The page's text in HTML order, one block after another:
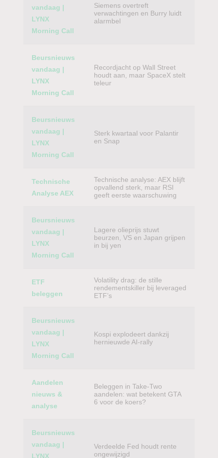
vandaag |
LYNX
Morning Call
Siemens overtreft
verwachtingen en Burry luidt
alarmbel
Beursnieuws
vandaag |
LYNX
Morning Call
Recordjacht op Wall Street
houdt aan, maar SpaceX stelt
teleur
Beursnieuws
vandaag |
LYNX
Morning Call
Sterk kwartaal voor Palantir
en Snap
Technische
Analyse AEX
Technische analyse: AEX blijft
opvallend sterk, maar RSI
geeft eerste waarschuwing
Beursnieuws
vandaag |
LYNX
Morning Call
Lagere olieprijs stuwt
beurzen, VS en Japan grijpen
in bij yen
ETF
beleggen
Volatility drag: de stille
rendementskiller bij leveraged
ETF’s
Beursnieuws
vandaag |
LYNX
Morning Call
Kospi explodeert dankzij
hernieuwde AI-rally
Aandelen
nieuws &
analyse
Beleggen in Take-Two
aandelen: wat betekent GTA
6 voor de koers?
Beursnieuws
vandaag |
LYNX
Verdeelde Fed houdt rente
ongewijzigd